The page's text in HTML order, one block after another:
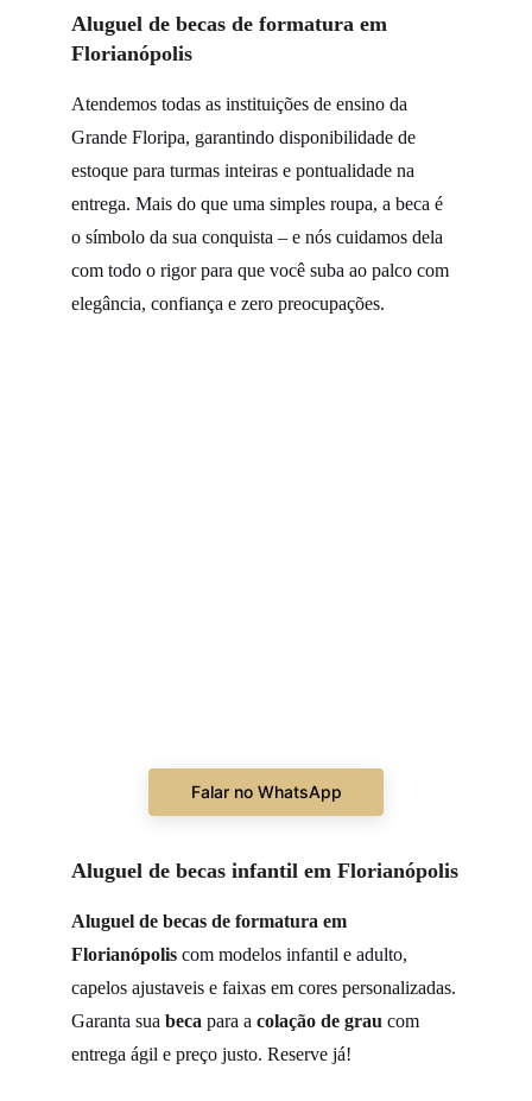
Aluguel de becas de formatura em
Florianópolis
Atendemos todas as instituições de ensino da
Grande Floripa, garantindo disponibilidade de
estoque para turmas inteiras e pontualidade na
entrega. Mais do que uma simples roupa, a beca é
o símbolo da sua conquista – e nós cuidamos dela
com todo o rigor para que você suba ao palco com
elegância, confiança e zero preocupações.
Falar no WhatsApp
Aluguel de becas infantil em Florianópolis
Aluguel de becas de formatura em
Florianópolis com modelos infantil e adulto,
capelos ajustaveis e faixas em cores personalizadas.
Garanta sua beca para a colação de grau com
entrega ágil e preço justo. Reserve já!